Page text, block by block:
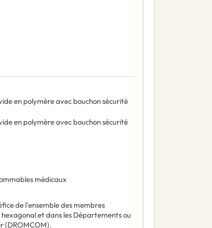
en polymère avec bouchon sécurité
en polymère avec bouchon sécurité
médicaux
de l'ensemble des membres
et dans les Départements ou
(DROMCOM).